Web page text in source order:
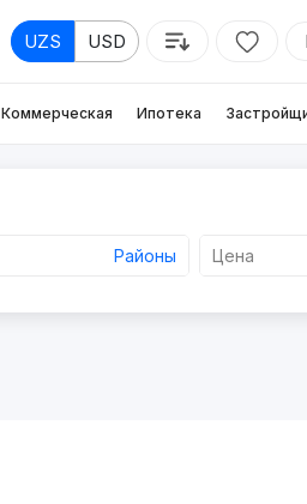
UZS USD
Коммерческая Ипотека
Районы Цена